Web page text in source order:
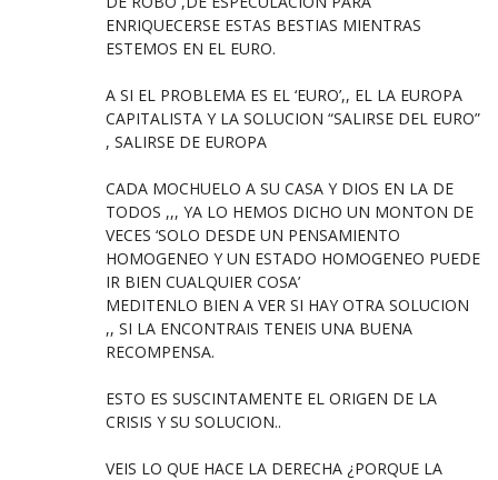
ENRIQUECERSE ESTAS BESTIAS MIENTRAS
ESTEMOS EN EL EURO.
A SI EL PROBLEMA ES EL ‘EURO’,, EL LA EUROPA
CAPITALISTA Y LA SOLUCION “SALIRSE DEL EURO”
, SALIRSE DE EUROPA
CADA MOCHUELO A SU CASA Y DIOS EN LA DE
TODOS ,,, YA LO HEMOS DICHO UN MONTON DE
VECES ‘SOLO DESDE UN PENSAMIENTO
HOMOGENEO Y UN ESTADO HOMOGENEO PUEDE
IR BIEN CUALQUIER COSA’
MEDITENLO BIEN A VER SI HAY OTRA SOLUCION
,, SI LA ENCONTRAIS TENEIS UNA BUENA
RECOMPENSA.
ESTO ES SUSCINTAMENTE EL ORIGEN DE LA
CRISIS Y SU SOLUCION..
VEIS LO QUE HACE LA DERECHA ¿PORQUE LA